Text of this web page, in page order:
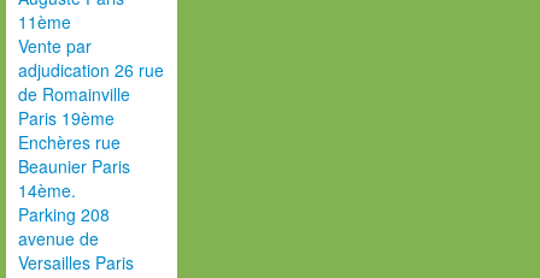
11ème
Vente par
adjudication 26 rue
de Romainville
Paris 19ème
Enchères rue
Beaunier Paris
14ème.
Parking 208
avenue de
Versailles Paris